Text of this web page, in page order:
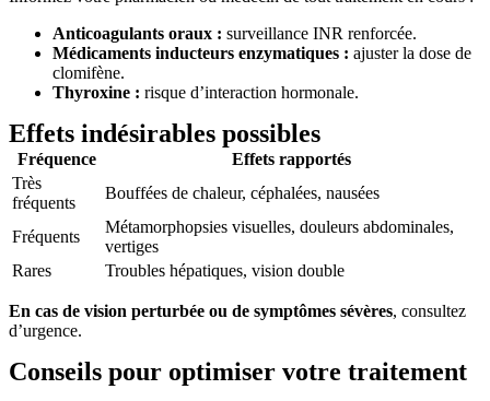
Anticoagulants oraux : surveillance INR renforcée.
Médicaments inducteurs enzymatiques : ajuster la dose de
clomifène.
Thyroxine : risque d’interaction hormonale.
Effets indésirables possibles
Fréquence
Effets rapportés
Très
fréquents
Bouffées de chaleur, céphalées, nausées
Fréquents
Métamorphopsies visuelles, douleurs abdominales,
vertiges
Rares
Troubles hépatiques, vision double
En cas de vision perturbée ou de symptômes sévères, consultez
d’urgence.
Conseils pour optimiser votre traitement